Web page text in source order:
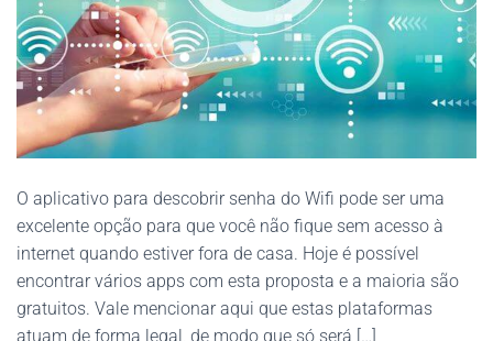
O aplicativo para descobrir senha do Wifi pode ser uma
excelente opção para que você não fique sem acesso à
internet quando estiver fora de casa. Hoje é possível
encontrar vários apps com esta proposta e a maioria são
gratuitos. Vale mencionar aqui que estas plataformas
atuam de forma legal, de modo que só será […]